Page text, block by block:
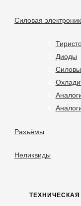
Силовая
Диоды
Разъёмы
Неликвиды